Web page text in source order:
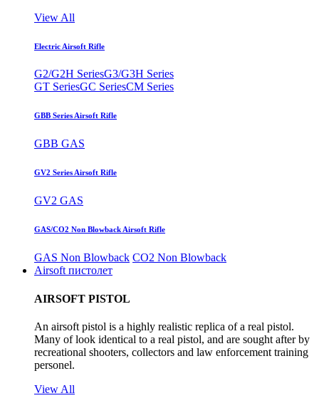
View All
Electric Airsoft Rifle
G2/G2H SeriesG3/G3H Series
GT SeriesGC SeriesCM Series
GBB Series Airsoft Rifle
GBB GAS
GV2 Series Airsoft Rifle
GV2 GAS
GAS/CO2 Non Blowback Airsoft Rifle
GAS Non Blowback CO2 Non Blowback
Airsoft пистолет
AIRSOFT PISTOL
An airsoft pistol is a highly realistic replica of a real pistol.
Many of look identical to a real pistol, and are sought after by
recreational shooters, collectors and law enforcement training
personel.
View All